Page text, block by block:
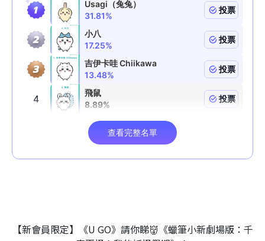
【新會員限定】《U GO》請你睇👹《蠟筆小新劇場版：千